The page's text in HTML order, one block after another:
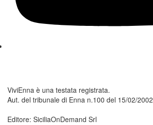
ViviEnna è una testata registrata.
Aut. del tribunale di Enna n.100 del 15/02/2002
Editore: SiciliaOnDemand Srl